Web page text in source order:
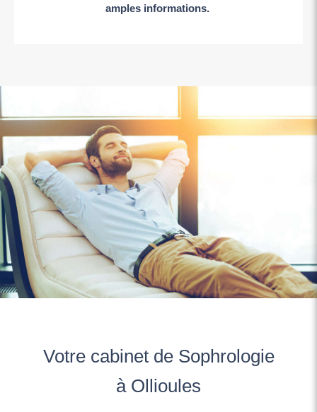
amples informations.
Votre cabinet de Sophrologie
à Ollioules